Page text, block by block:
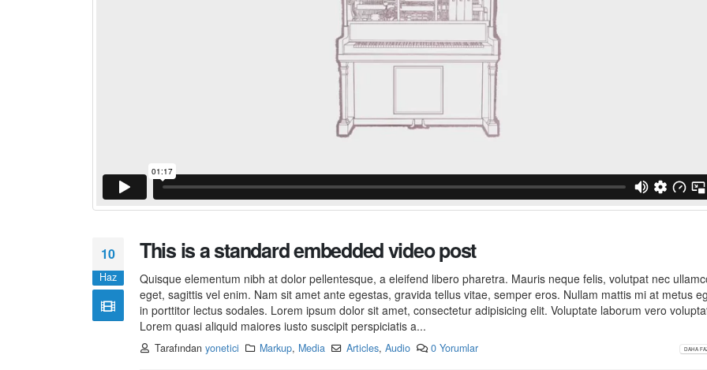
10
Haz
This is a standard embedded video post
Quisque elementum nibh at dolor pellentesque, a eleifend libero pharetra. Mauris neque felis, volutpat nec
eget, sagittis vel enim. Nam sit amet ante egestas, gravida tellus vitae, semper eros. Nullam mattis mi at metus
in porttitor lectus sodales. Lorem ipsum dolor sit amet, consectetur adipisicing elit. Voluptate laborum vero
Lorem quasi aliquid maiores iusto suscipit perspiciatis a...
Tarafından yonetici Markup, Media Articles, Audio 0 Yorumlar DAHA